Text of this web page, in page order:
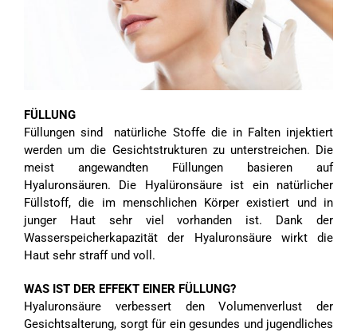
FÜLLUNG
Füllungen sind natürliche Stoffe die in Falten injektiert
werden um die Gesichtstrukturen zu unterstreichen. Die
meist angewandten Füllungen basieren auf
Hyaluronsäuren. Die Hyalüronsäure ist ein natürlicher
Füllstoff, die im menschlichen Körper existiert und in
junger Haut sehr viel vorhanden ist. Dank der
Wasserspeicherkapazität der Hyaluronsäure wirkt die
Haut sehr straff und voll.
WAS IST DER EFFEKT EINER FÜLLUNG?
Hyaluronsäure verbessert den Volumenverlust der
Gesichtsalterung, sorgt für ein gesundes und jugendliches